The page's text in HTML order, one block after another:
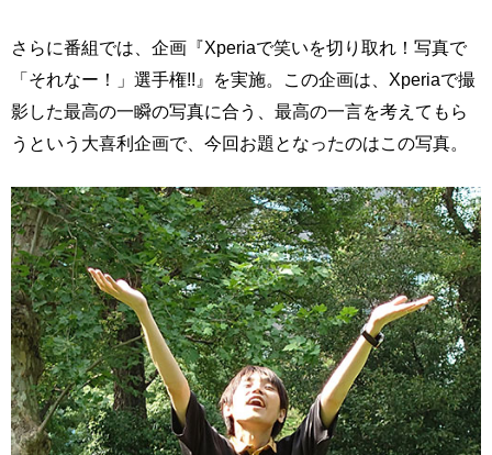
さらに番組では、企画『Xperiaで笑いを切り取れ！写真で
「それなー！」選手権!!』を実施。この企画は、Xperiaで撮
影した最高の一瞬の写真に合う、最高の一言を考えてもら
うという大喜利企画で、今回お題となったのはこの写真。